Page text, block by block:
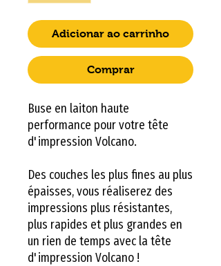
Adicionar ao carrinho
Comprar
Buse en laiton haute
performance pour votre tête
d'impression Volcano.
Des couches les plus fines au plus
épaisses, vous réaliserez des
impressions plus résistantes,
plus rapides et plus grandes en
un rien de temps avec la tête
d'impression Volcano !